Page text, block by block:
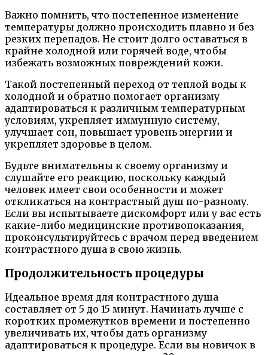
Важно помнить, что постепенное изменение
температуры должно происходить плавно и без
резких перепадов. Не стоит долго оставаться в
крайне холодной или горячей воде, чтобы
избежать возможных повреждений кожи.
Такой постепенный переход от теплой воды к
холодной и обратно помогает организму
адаптироваться к различным температурным
условиям, укрепляет иммунную систему,
улучшает сон, повышает уровень энергии и
укрепляет здоровье в целом.
Будьте внимательны к своему организму и
слушайте его реакцию, поскольку каждый
человек имеет свои особенности и может
откликаться на контрастный душ по-разному.
Если вы испытываете дискомфорт или у вас есть
какие-либо медицинские противопоказания,
проконсультируйтесь с врачом перед введением
контрастного душа в свою жизнь.
Продолжительность процедуры
Идеальное время для контрастного душа
составляет от 5 до 15 минут. Начинать лучше с
коротких промежутков времени и постепенно
увеличивать их, чтобы дать организму
адаптироваться к процедуре. Если вы новичок в